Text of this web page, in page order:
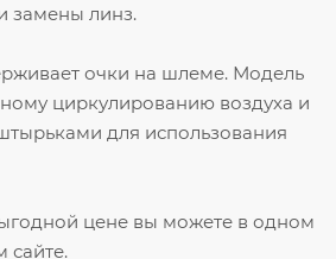
замены линз.
очки на шлеме. Модель
циркулированию воздуха и
для использования
цене вы можете в одном
сайте.